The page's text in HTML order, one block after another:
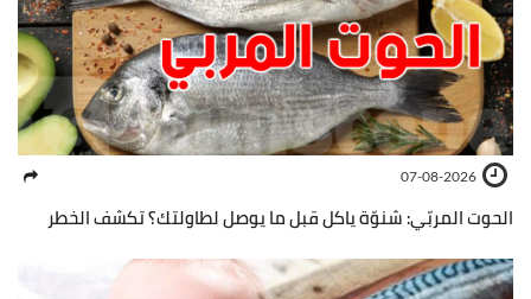
07-08-2026
الحوت المربّي: شنوّة ياكل قبل ما يوصل لطاولتك؟ تكشف الخطر